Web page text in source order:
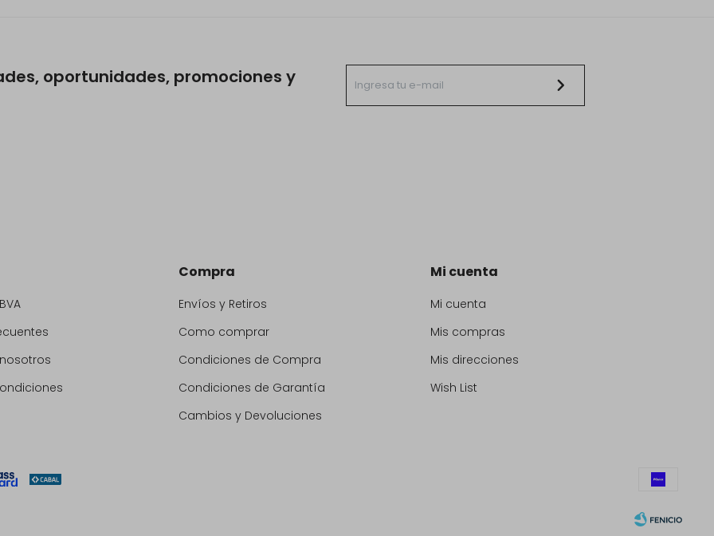
oportunidades, promociones y
Compra
Envíos y Retiros
Como comprar
Condiciones de Compra
Condiciones de Garantía
Cambios y Devoluciones
Mi cuenta
Mi cuenta
Mis compras
Mis direcciones
Wish List